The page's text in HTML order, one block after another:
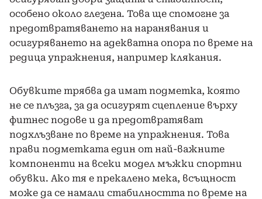
особено около глезена. Това ще спомогне за
предотвратяването на наранявания и
осигуряването на адекватна опора по време на
редица упражнения, например клякания.
Обувките трябва да имат подметка, която
не се плъзга, за да осигурят сцепление върху
фитнес подове и да предотвратяват
подхлъзване по време на упражнения. Това
прави подметката един от най-важните
компоненти на всеки модел мъжки спортни
обувки. Ако тя е прекалено мека, всъщност
може да се намали стабилността по време на